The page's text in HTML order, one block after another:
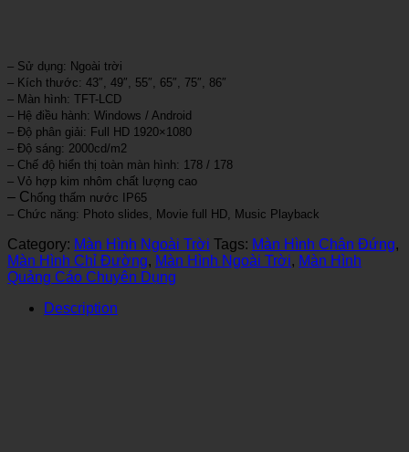
– Sử dụng: Ngoài trời
– Kích thước: 43″, 49″, 55″, 65″, 75″, 86″
– Màn hình: TFT-LCD
– Hệ điều hành: Windows / Android
– Độ phân giải: Full HD 1920×1080
– Độ sáng: 2000cd/m2
– Chế độ hiển thị toàn màn hình: 178 / 178
– Vỏ hợp kim nhôm chất lượng cao
– C hống thấm nước IP65
– Chức năng: Photo slides, Movie full HD, Music Playback
Category: Màn Hình Ngoài Trời Tags: Màn Hình Chân Đứng,
Màn Hình Chỉ Đường, Màn Hình Ngoài Trời, Màn Hình
Quảng Cáo Chuyên Dụng
Description